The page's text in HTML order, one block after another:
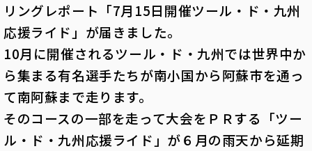
リングレポート「7月15日開催ツール・ド・九州
応援ライド」が届きました。
10月に開催されるツール・ド・九州では世界中か
ら集まる有名選手たちが南小国から阿蘇市を通っ
て南阿蘇まで走ります。
そのコースの一部を走って大会をＰＲする「ツー
ル・ド・九州応援ライド」が６月の雨天から延期